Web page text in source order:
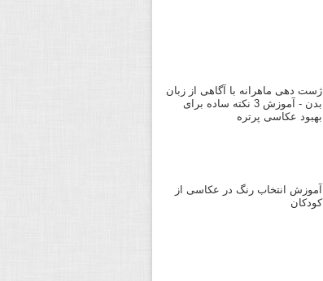
ژست دهی ماهرانه با آگاهی از زبان
بدن - آموزش 3 نکته ساده برای
بهبود عکاسی پرتره
آموزش انتخاب رنگ در عکاسی از
کودکان